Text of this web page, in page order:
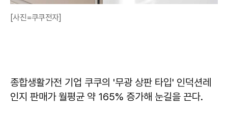
[사진=쿠쿠전자]
종합생활가전 기업 쿠쿠의 '무광 상판 타입' 인덕션레
인지 판매가 월평균 약 165% 증가해 눈길을 끈다.